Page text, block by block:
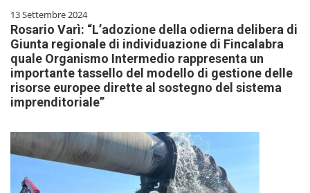
13 Settembre 2024
Rosario Varì: “L’adozione della odierna delibera di
Giunta regionale di individuazione di Fincalabra
quale Organismo Intermedio rappresenta un
importante tassello del modello di gestione delle
risorse europee dirette al sostegno del sistema
imprenditoriale”